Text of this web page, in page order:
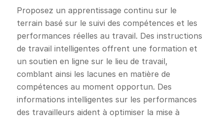
Proposez un apprentissage continu sur le
terrain basé sur le suivi des compétences et les
performances réelles au travail. Des instructions
de travail intelligentes offrent une formation et
un soutien en ligne sur le lieu de travail,
comblant ainsi les lacunes en matière de
compétences au moment opportun. Des
informations intelligentes sur les performances
des travailleurs aident à optimiser la mise à